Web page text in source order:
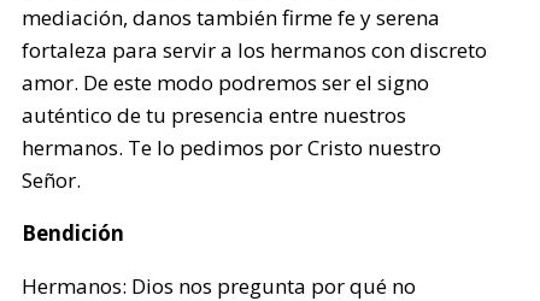
mediación, danos también firme fe y serena
fortaleza para servir a los hermanos con discreto
amor. De este modo podremos ser el signo
auténtico de tu presencia entre nuestros
hermanos. Te lo pedimos por Cristo nuestro
Señor.
Bendición
Hermanos: Dios nos pregunta por qué no